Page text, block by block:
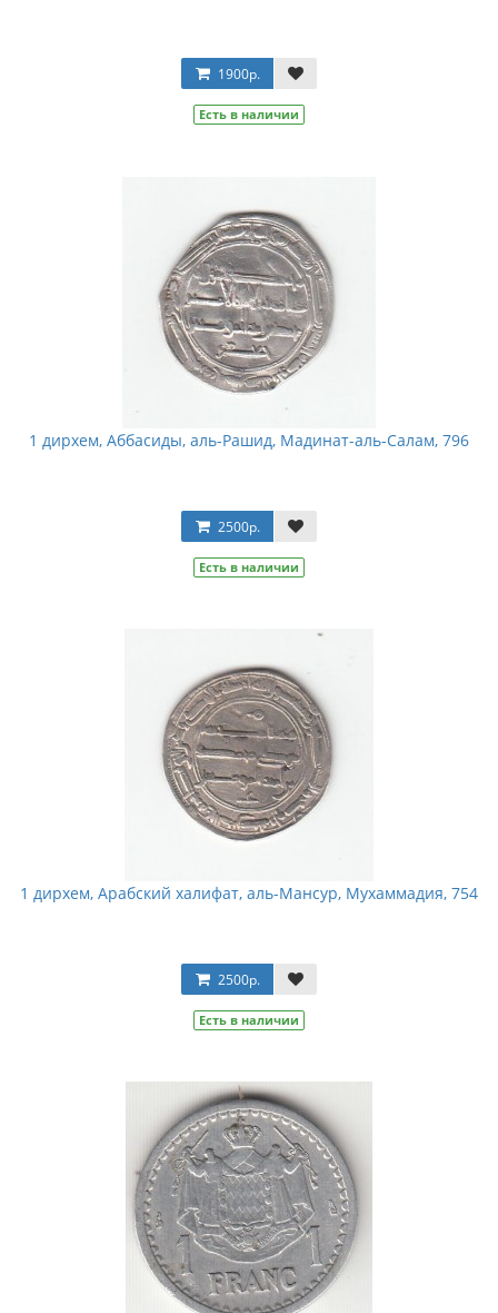
1900р.
Есть в наличии
1 дирхем, Аббасиды, аль-Рашид, Мадинат-аль-Салам, 796
2500р.
Есть в наличии
1 дирхем, Арабский халифат, аль-Мансур, Мухаммадия, 754
2500р.
Есть в наличии